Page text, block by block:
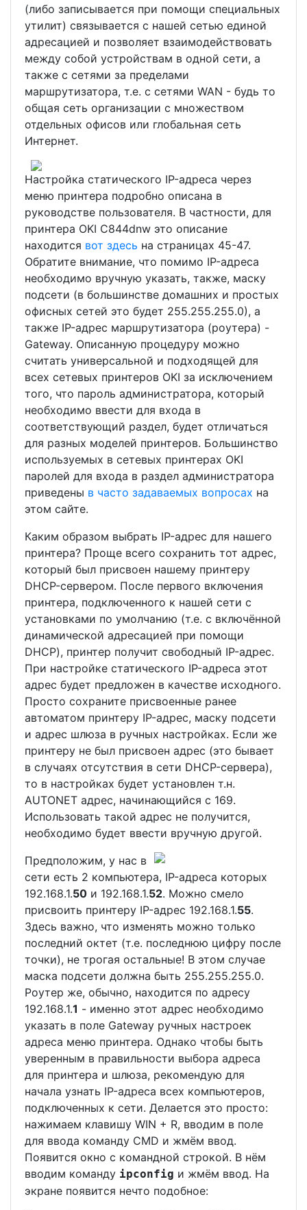
(либо записывается при помощи специальных
утилит) связывается с нашей сетью единой
адресацией и позволяет взаимодействовать
между собой устройствам в одной сети, а
также с сетями за пределами
маршрутизатора, т.е. с сетями WAN - будь то
общая сеть организации с множеством
отдельных офисов или глобальная сеть
Интернет.
Настройка статического IP-адреса через
меню принтера подробно описана в
руководстве пользователя. В частности, для
принтера OKI C844dnw это описание
находится вот здесь на страницах 45-47.
Обратите внимание, что помимо IP-адреса
необходимо вручную указать, также, маску
подсети (в большинстве домашних и простых
офисных сетей это будет 255.255.255.0), а
также IP-адрес маршрутизатора (роутера) -
Gateway. Описанную процедуру можно
считать универсальной и подходящей для
всех сетевых принтеров OKI за исключением
того, что пароль администратора, который
необходимо ввести для входа в
соответствующий раздел, будет отличаться
для разных моделей принтеров. Большинство
используемых в сетевых принтерах OKI
паролей для входа в раздел администратора
приведены в часто задаваемых вопросах на
этом сайте.
Каким образом выбрать IP-адрес для нашего
принтера? Проще всего сохранить тот адрес,
который был присвоен нашему принтеру
DHCP-сервером. После первого включения
принтера, подключенного к нашей сети с
установками по умолчанию (т.е. с включённой
динамической адресацией при помощи
DHCP), принтер получит свободный IP-адрес.
При настройке статического IP-адреса этот
адрес будет предложен в качестве исходного.
Просто сохраните присвоенные ранее
автоматом принтеру IP-адрес, маску подсети
и адрес шлюза в ручных настройках. Если же
принтеру не был присвоен адрес (это бывает
в случаях отсутствия в сети DHCP-сервера),
то в настройках будет установлен т.н.
AUTONET адрес, начинающийся с 169.
Использовать такой адрес не получится,
необходимо будет ввести вручную другой.
Предположим, у нас в
сети есть 2 компьютера, IP-адреса которых
192.168.1.50 и 192.168.1.52. Можно смело
присвоить принтеру IP-адрес 192.168.1.55.
Здесь важно, что изменять можно только
последний октет (т.е. последнюю цифру после
точки), не трогая остальные! В этом случае
маска подсети должна быть 255.255.255.0.
Роутер же, обычно, находится по адресу
192.168.1.1 - именно этот адрес необходимо
указать в поле Gateway ручных настроек
адреса меню принтера. Однако чтобы быть
уверенным в правильности выбора адреса
для принтера и шлюза, рекомендую для
начала узнать IP-адреса всех компьютеров,
подключенных к сети. Делается это просто:
нажимаем клавишу WIN + R, вводим в поле
для ввода команду CMD и жмём ввод.
Появится окно с командной строкой. В нём
вводим команду ipconfig и жмём ввод. На
экране появится нечто подобное: